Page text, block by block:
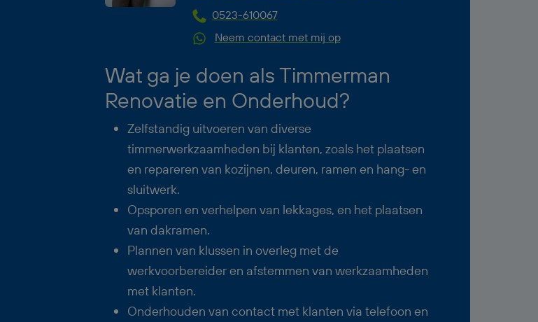
0523-610067
Neem contact met mij op
Wat ga je doen als Timmerman
Renovatie en Onderhoud?
Zelfstandig uitvoeren van diverse
timmerwerkzaamheden bij klanten, zoals het plaatsen
en repareren van kozijnen, deuren, ramen en hang- en
sluitwerk.
Opsporen en verhelpen van lekkages, en het plaatsen
van dakramen.
Plannen van klussen in overleg met de
werkvoorbereider en afstemmen van werkzaamheden
met klanten.
Onderhouden van contact met klanten via telefoon en